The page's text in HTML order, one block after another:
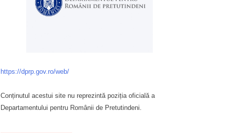
https://dprp.gov.ro/web/
Conținutul acestui site nu reprezintă poziția oficială a
Departamentului pentru Românii de Pretutindeni.